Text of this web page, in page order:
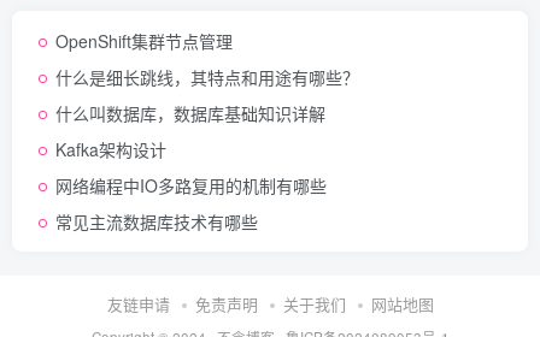
OpenShift集群节点管理
什么是细长跳线，其特点和用途有哪些？
什么叫数据库，数据库基础知识详解
Kafka架构设计
网络编程中IO多路复用的机制有哪些
常见主流数据库技术有哪些
友链申请 免责声明 关于我们 网站地图